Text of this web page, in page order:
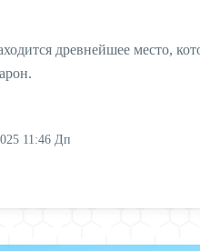
древнейшее место,
11:46 Дп